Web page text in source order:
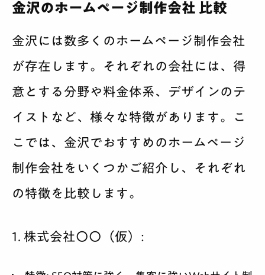
金沢のホームページ制作会社 比較
金沢には数多くのホームページ制作会社
が存在します。それぞれの会社には、得
意とする分野や料金体系、デザインのテ
イストなど、様々な特徴があります。こ
こでは、金沢でおすすめのホームページ
制作会社をいくつかご紹介し、それぞれ
の特徴を比較します。
1. 株式会社〇〇（仮）: